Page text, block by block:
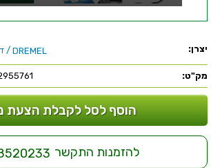
יצרן: DREMEL
/
מק"ט:
הוסף לסל לקבלת הצעת
להזמנות התקשר